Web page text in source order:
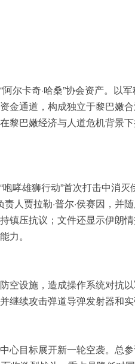
尔卡奇·哈桑”协会资产。以
金通道，构成独立于黎巴嫩
黎巴嫩经济与人道危机背景
哮雄狮行动”首次打击中消
人贾拉勒·普尔·侯赛因，并
镇压抗议；文件还显示伊朗
力。
空设施，造成操作系统对抗
续攻击弹道导弹发射器和实
心目标展开新一轮空袭。总